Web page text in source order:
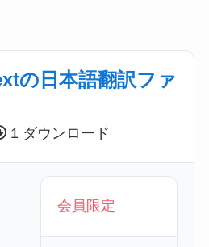
の日本語翻訳ファ
1 ダウンロード
会員限定